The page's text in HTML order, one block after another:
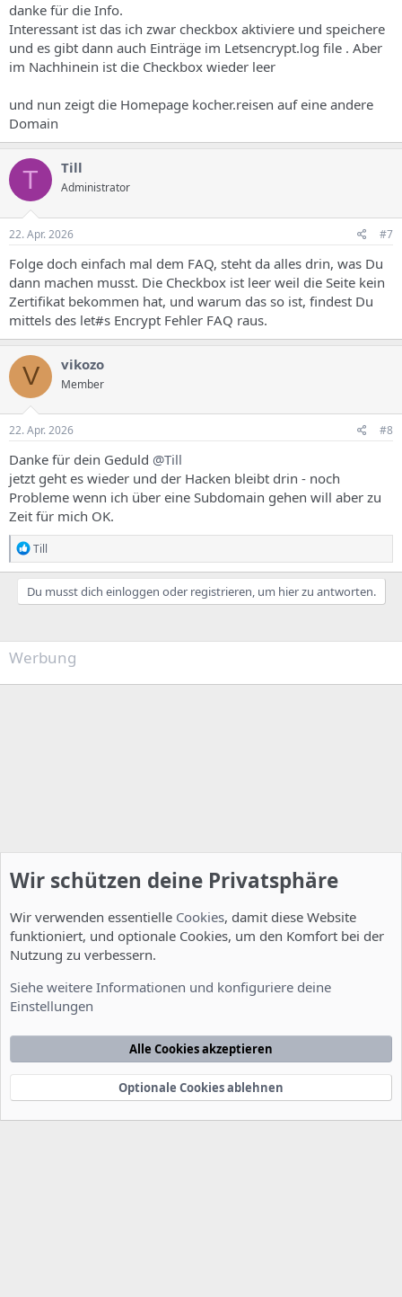
danke für die Info.
Interessant ist das ich zwar checkbox aktiviere und speichere
und es gibt dann auch Einträge im Letsencrypt.log file . Aber
im Nachhinein ist die Checkbox wieder leer
und nun zeigt die Homepage kocher.reisen auf eine andere
Domain
T Till
Administrator
22. Apr. 2026 #7
Folge doch einfach mal dem FAQ, steht da alles drin, was Du
dann machen musst. Die Checkbox ist leer weil die Seite kein
Zertifikat bekommen hat, und warum das so ist, findest Du
mittels des let#s Encrypt Fehler FAQ raus.
V vikozo
Member
22. Apr. 2026 #8
Danke für dein Geduld @Till
jetzt geht es wieder und der Hacken bleibt drin - noch
Probleme wenn ich über eine Subdomain gehen will aber zu
Zeit für mich OK.
R
e
a
k
t
e
Till
Du musst dich einloggen oder registrieren, um hier zu antworten.
Werbung
Nutzungsbedingungen Datenschutzerklärung
Startseite
e
Community platform by XenForo® © 2010-2022 XenForo Ltd.
xenDach©2010-2014
Wir schützen deine Privatsphäre
Wir verwenden essentielle Cookies, damit diese Website
funktioniert, und optionale Cookies, um den Komfort bei der
Nutzung zu verbessern.
Siehe weitere Informationen und konfiguriere deine
Einstellungen
Alle Cookies akzeptieren
Optionale Cookies ablehnen